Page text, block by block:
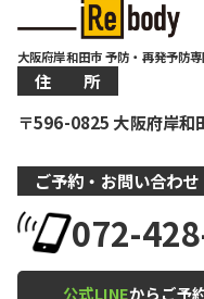
大阪府岸和田市 予防・再発予防
住 所
〒596-0825 大阪府岸和
ご予約・お問い合わせ
072-
公式LINEからご予